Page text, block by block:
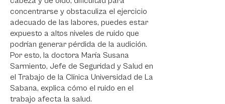
concentrarse y obstaculiza el ejercicio
adecuado de las labores, puedes estar
expuesto a altos niveles de ruido que
podrían generar pérdida de la audición.
Por esto, la doctora María Susana
Sarmiento, Jefe de Seguridad y Salud en
el Trabajo de la Clínica Universidad de La
Sabana, explica cómo el ruido en el
trabajo afecta la salud.